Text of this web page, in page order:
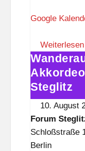
u
S
t
e
g
l
i
t
z
Google
Weiterlesen
„600
Akkordeons"
im
Forum
Steglitz
Steglitz
10. August
Forum
Schloßstraße
Berlin